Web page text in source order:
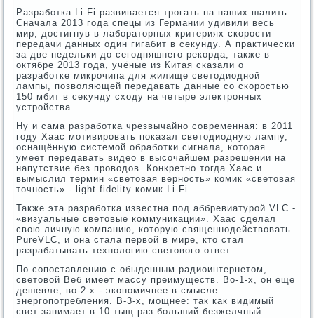
Разработка Li-Fi развивается трогать на наших шалить.
Сначала 2013 года спецы из Германии удивили весь
мир, достигнув в лабораторных критериях скорости
передачи данных один гигабит в секунду. А практически
за две недельки до сегодняшнего рекорда, также в
октябре 2013 года, учёные из Китая сказали о
разработке микрочипа для жилище светодиодной
лампы, позволяющей передавать данные со скоростью
150 мбит в секунду сходу на четыре электронных
устройства.
Ну и сама разработка чрезвычайно современная: в 2011
году Хаас мотивировать показал светодиодную лампу,
оснащённую системой обработки сигнала, которая
умеет передавать видео в высочайшем разрешении на
напутствие без проводов. Конкретно тогда Хаас и
вымыслил термин «световая верность» комик «световая
точность» - light fidelity комик Li-Fi.
Также эта разработка известна под аббревиатурой VLC -
«визуальные световые коммуникации». Хаас сделал
свою личную компанию, которую священнодействовать
PureVLC, и она стала первой в мире, кто стал
разрабатывать технологию светового ответ.
По сопоставлению с обыденным радиоинтернетом,
световой Веб имеет массу преимуществ. Во-1-х, он еще
дешевле, во-2-х - экономичнее в смысле
энергопотребления. В-3-х, мощнее: так как видимый
свет занимает в 10 тыщ раз больший безжелчный